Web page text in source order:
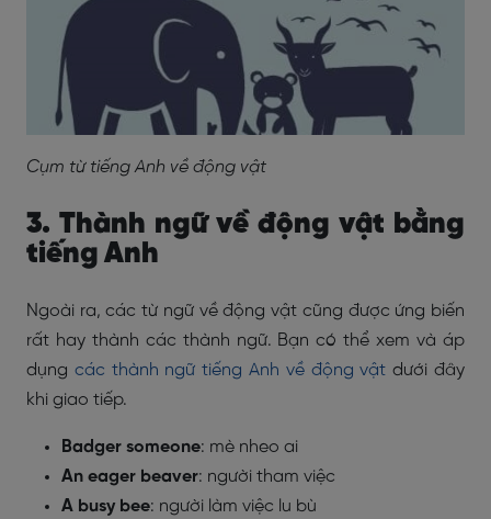
Cụm từ tiếng Anh về động vật
3. Thành ngữ về động vật bằng
tiếng Anh
Ngoài ra, các từ ngữ về động vật cũng được ứng biến
rất hay thành các thành ngữ. Bạn có thể xem và áp
dụng các thành ngữ tiếng Anh về động vật dưới đây
khi giao tiếp.
Badger someone: mè nheo ai
An eager beaver: người tham việc
A busy bee: người làm việc lu bù